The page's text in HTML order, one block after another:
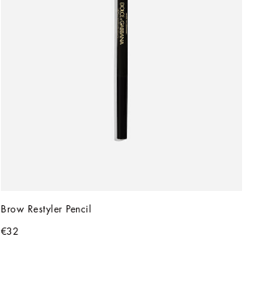
Brow Restyler Pencil
€32